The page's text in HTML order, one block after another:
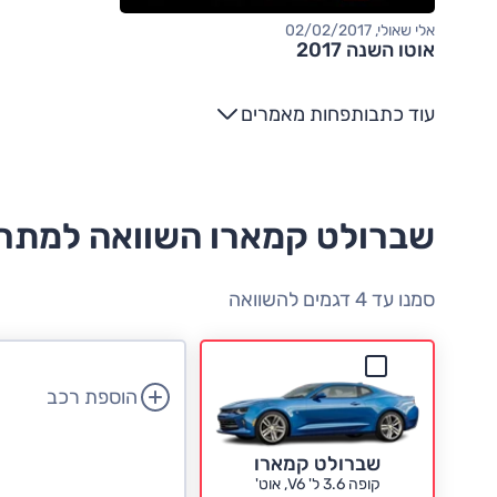
אלי שאולי, 02/02/2017
אוטו השנה 2017
עוד כתבותפחות מאמרים
שברולט קמארו השוואה
סמנו עד 4 דגמים להשוואה
שברולט קמארו
קופה 3.6 ל' V6, אוט'
הוספת רכב